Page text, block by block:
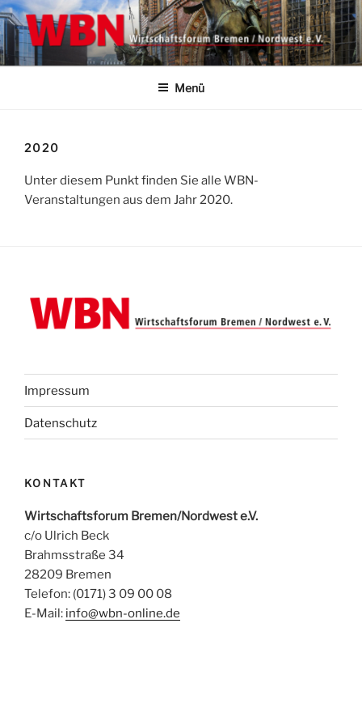
Zum
Inhalt
springen
WBN | WIRTSCHAFTSFORUM
BREMEN NORDWEST E.V.
Wirtschaftsforum Bremen/Nordwest e.V.
Menü
2020
Unter diesem Punkt finden Sie alle WBN-
Veranstaltungen aus dem Jahr 2020.
Impressum
Datenschutz
KONTAKT
Wirtschaftsforum Bremen/Nordwest e.V.
c/o Ulrich Beck
Brahmsstraße 34
28209 Bremen
Telefon: (0171) 3 09 00 08
E-Mail: info@wbn-online.de